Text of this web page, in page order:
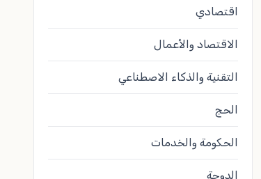
اقتصادي
الاقتصاد والأعمال
التقنية والذكاء الاصطناعي
الحج
الحكومة والخدمات
الدوحة